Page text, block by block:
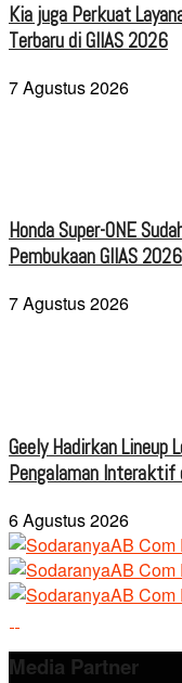
Kia juga Perkuat
Terbaru di GIIAS 2026
7 Agustus 2026
Honda Super-ONE
Pembukaan GIIAS 2026
7 Agustus 2026
Geely Hadirkan Lineup
Pengalaman Interaktif
6 Agustus 2026
Media Partner